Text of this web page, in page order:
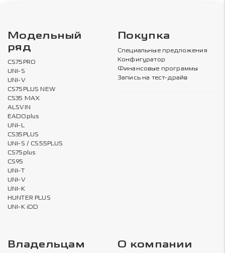
Модельный
ряд
CS75PRO
UNI-S
UNI-V
CS75PLUS NEW
CS35 MAX
ALSVIN
EADOplus
UNI-L
CS35PLUS
UNI-S / CS55PLUS
CS75plus
CS95
UNI-T
UNI-V
UNI-K
HUNTER PLUS
UNI-K iDD
Покупка
Специальные предложения
Конфигуратор
Финансовые программы
Запись на тест-драйв
Владельцам О компании